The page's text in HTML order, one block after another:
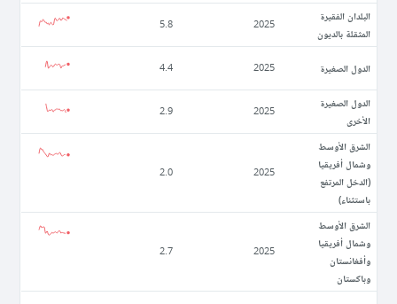
البلدان الفقيرة
المثقلة بالديون
2025
5.8
الدول الصغيرة 2025
4.4
الدول الصغيرة
الأخرى
2025
2.9
الشرق الأوسط
وشمال أفريقيا
(الدخل المرتفع
باستثناء)
2025
2.0
الشرق الأوسط
وشمال أفريقيا
وأفغانستان
وباكستان
2025
2.7